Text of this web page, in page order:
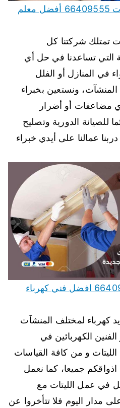
صيانة كهرباء المنازل الكويت 66409555 أفضل معلم
تمتلك شركتنا كل
التي تساعدنا في حل أي
في المنازل أو الفلل
ونستعين بخبراء
مضاعفات أو أضرار
للصيانة الدورية وتصليح
دربنا عمالنا على أيدي خبراء
تركيب ليتات الكويت 66409555 افضل فني كهرباء
كهرباء لمختلف المنشآت
الكهربائين في
و من كافة القياسات
جميعا، كما نعمل
في عمل الليتات مع
مدار اليوم فلا تتأخروا عن